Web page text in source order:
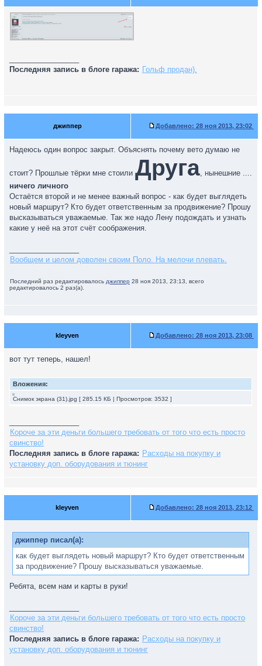
Последняя запись в блоге гаража: Гольф продан).
джиппер Добавлено: 28 ноя 2013, 23:02
Надеюсь один вопрос закрыт. Объяснять почему вето думаю не
стоит? Прошлые тёрки мне стоили Друга, нынешние ....
ничего личного
Остаётся второй и не менее важный вопрос - как будет выглядеть
новый маршрут? Кто будет ответственным за продвижение? Прошу
высказываться уважаемые. Так же надо Лену подождать и узнать
какие у неё на этот счёт соображения.
Вообщем и целом доволен своим Поло. На мелочи плевать.
Последний раз редактировалось джиппер 28 ноя 2013, 23:13, всего
редактировалось 2 раз(а).
kleyven Добавлено: 28 ноя 2013, 23:08
вот тут теперь, нашел!
Вложения:
Снимок экрана (31).jpg [ 285.15 КБ | Просмотров: 3532 ]
Короче за эти деньги большего требовать от того что есть просто
свинство!
Последняя запись в блоге гаража: Расходы на покупку и
установку доп. оборудования и тюнинг
kleyven Добавлено: 28 ноя 2013, 23:12
джиппер писал(а):
как будет выглядеть новый маршрут? Кто будет ответственным
за продвижение? Прошу высказываться уважаемые.
Ребята, всем нам и карты в руки!
Короче за эти деньги большего требовать от того что есть просто
свинство!
Последняя запись в блоге гаража: Расходы на покупку и
установку доп. оборудования и тюнинг